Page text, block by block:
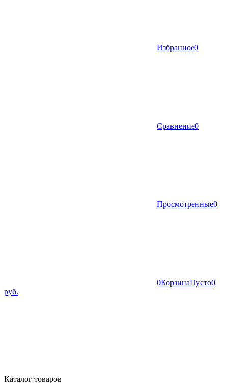
Избранное0
Сравнение0
Просмотренные0
0КорзинаПусто0
руб.
Каталог товаров